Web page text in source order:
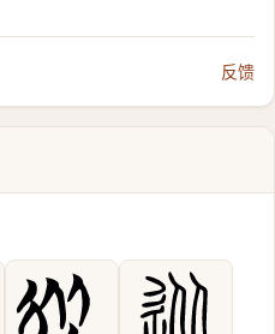
反馈